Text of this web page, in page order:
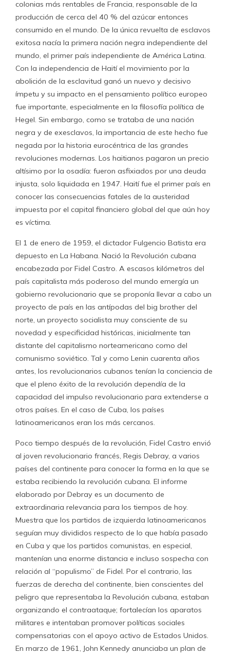
colonias más rentables de Francia, responsable de la
producción de cerca del 40 % del azúcar entonces
consumido en el mundo. De la única revuelta de esclavos
exitosa nacía la primera nación negra independiente del
mundo, el primer país independiente de América Latina.
Con la independencia de Haití el movimiento por la
abolición de la esclavitud ganó un nuevo y decisivo
ímpetu y su impacto en el pensamiento político europeo
fue importante, especialmente en la filosofía política de
Hegel. Sin embargo, como se trataba de una nación
negra y de exesclavos, la importancia de este hecho fue
negada por la historia eurocéntrica de las grandes
revoluciones modernas. Los haitianos pagaron un precio
altísimo por la osadía: fueron asfixiados por una deuda
injusta, solo liquidada en 1947. Haití fue el primer país en
conocer las consecuencias fatales de la austeridad
impuesta por el capital financiero global del que aún hoy
es víctima.
El 1 de enero de 1959, el dictador Fulgencio Batista era
depuesto en La Habana. Nació la Revolución cubana
encabezada por Fidel Castro. A escasos kilómetros del
país capitalista más poderoso del mundo emergía un
gobierno revolucionario que se proponía llevar a cabo un
proyecto de país en las antípodas del big brother del
norte, un proyecto socialista muy consciente de su
novedad y especificidad históricas, inicialmente tan
distante del capitalismo norteamericano como del
comunismo soviético. Tal y como Lenin cuarenta años
antes, los revolucionarios cubanos tenían la conciencia de
que el pleno éxito de la revolución dependía de la
capacidad del impulso revolucionario para extenderse a
otros países. En el caso de Cuba, los países
latinoamericanos eran los más cercanos.
Poco tiempo después de la revolución, Fidel Castro envió
al joven revolucionario francés, Regis Debray, a varios
países del continente para conocer la forma en la que se
estaba recibiendo la revolución cubana. El informe
elaborado por Debray es un documento de
extraordinaria relevancia para los tiempos de hoy.
Muestra que los partidos de izquierda latinoamericanos
seguían muy divididos respecto de lo que había pasado
en Cuba y que los partidos comunistas, en especial,
mantenían una enorme distancia e incluso sospecha con
relación al “populismo” de Fidel. Por el contrario, las
fuerzas de derecha del continente, bien conscientes del
peligro que representaba la Revolución cubana, estaban
organizando el contraataque; fortalecían los aparatos
militares e intentaban promover políticas sociales
compensatorias con el apoyo activo de Estados Unidos.
En marzo de 1961, John Kennedy anunciaba un plan de